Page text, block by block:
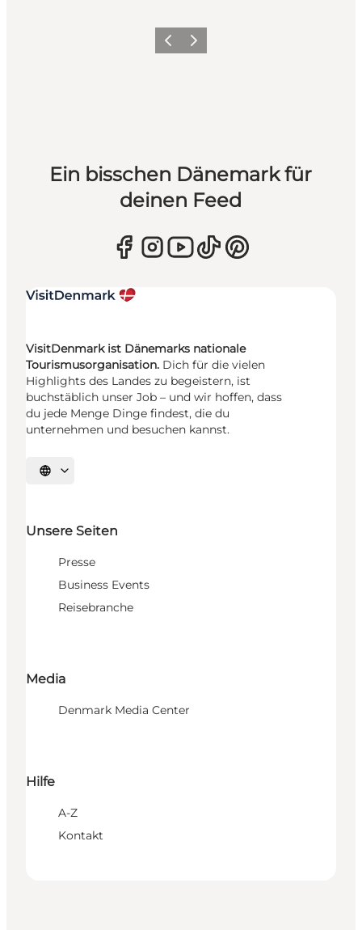
ZurückWeiter
Ein bisschen Dänemark für
deinen Feed
VisitDenmark ist Dänemarks nationale
Tourismusorganisation. Dich für die vielen
Highlights des Landes zu begeistern, ist
buchstäblich unser Job – und wir hoffen, dass
du jede Menge Dinge findest, die du
unternehmen und besuchen kannst.
Sprache auswählen
Unsere Seiten
Presse
Business Events
Reisebranche
Media
Denmark Media Center
Hilfe
A-Z
Kontakt